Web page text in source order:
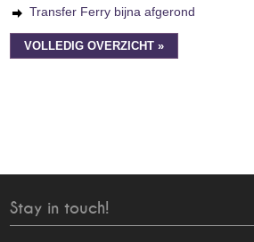
Transfer Ferry bijna afgerond
VOLLEDIG OVERZICHT »
Stay in touch!